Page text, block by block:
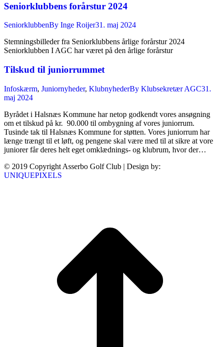
Seniorklubbens forårstur 2024
SeniorklubbenBy Inge Roijer31. maj 2024
Stemningsbilleder fra Seniorklubbens årlige forårstur 2024
Seniorklubben I AGC har været på den årlige forårstur
Tilskud til juniorrummet
Infoskærm, Juniornyheder, KlubnyhederBy Klubsekretær AGC31.
maj 2024
Byrådet i Halsnæs Kommune har netop godkendt vores ansøgning
om et tilskud på kr. 90.000 til ombygning af vores juniorrum.
Tusinde tak til Halsnæs Kommune for støtten. Vores juniorrum har
længe trængt til et løft, og pengene skal være med til at sikre at vore
juniorer får deres helt eget omklædnings- og klubrum, hvor der…
© 2019 Copyright Asserbo Golf Club | Design by:
UNIQUEPIXELS